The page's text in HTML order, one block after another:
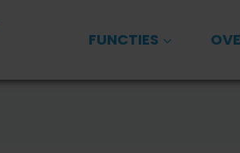
FUNCTIES